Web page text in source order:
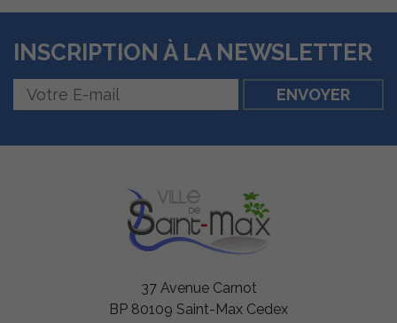
INSCRIPTION À LA NEWSLETTER
37 Avenue Carnot
BP 80109 Saint-Max Cedex
Nécessaires
sont utiles au